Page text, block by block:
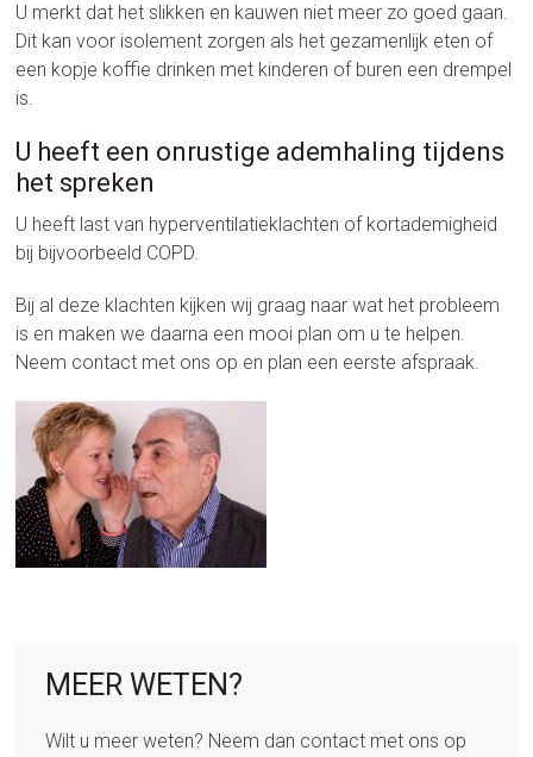
U merkt dat het slikken en kauwen niet meer zo goed gaan.
Dit kan voor isolement zorgen als het gezamenlijk eten of
een kopje koffie drinken met kinderen of buren een drempel
is.
U heeft een onrustige ademhaling tijdens
het spreken
U heeft last van hyperventilatieklachten of kortademigheid
bij bijvoorbeeld COPD.
Bij al deze klachten kijken wij graag naar wat het probleem
is en maken we daarna een mooi plan om u te helpen.
Neem contact met ons op en plan een eerste afspraak.
sidebar
Page
Sidebar
MEER WETEN?
Wilt u meer weten? Neem dan contact met ons op